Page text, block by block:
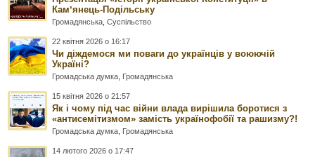
Камʼянець-Подільську
Громадянська ,Суспільство
22 квітня 2026 о 16:17
Чи діждемося ми поваги до українців у воюючій
Україні?
Громадська думка Громадянська
15 квітня 2026 о 21:57
Як і чому під час війни влада вирішила боротися з
«антисемітизмом» замість українофобії та рашизму?!
Громадська думка Громадянська
14 лютого 2026 о 17:47